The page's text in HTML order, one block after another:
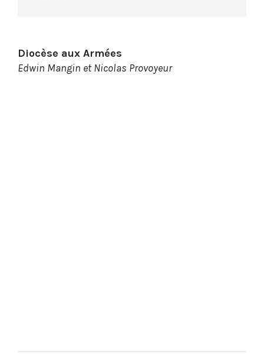
Diocèse aux Armées
Edwin Mangin et Nicolas Provoyeur